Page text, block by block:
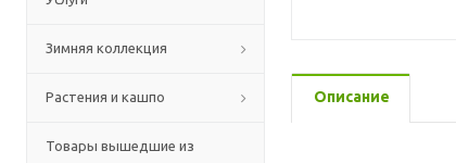
Зимняя коллекция
Растения и кашпо
Товары вышедшие из
Описание